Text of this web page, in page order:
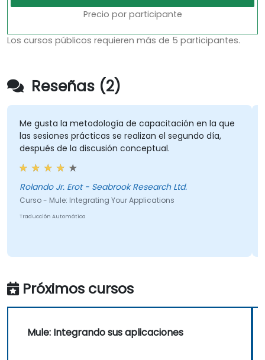
Precio por participante
Los cursos públicos requieren más de 5 participantes.
Reseñas (2)
Me gusta la metodología de capacitación en la que
las sesiones prácticas se realizan el segundo día,
después de la discusión conceptual.
Rolando Jr. Erot - Seabrook Research Ltd.
Curso - Mule: Integrating Your Applications
Traducción Automática
Próximos cursos
Mule: Integrando sus aplicaciones